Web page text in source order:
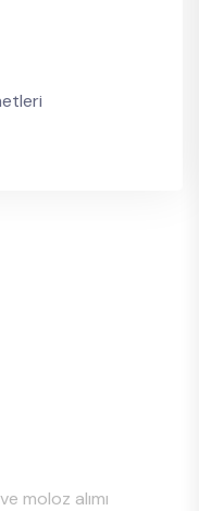
moloz alımı